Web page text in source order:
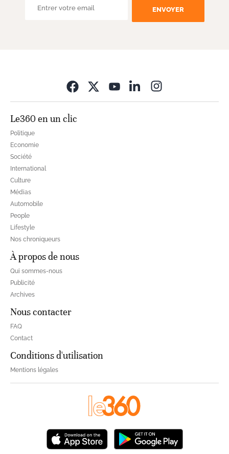
ENVOYER
Le360 en un clic
Politique
Economie
Société
International
Culture
Médias
Automobile
People
Lifestyle
Nos chroniqueurs
À propos de nous
Qui sommes-nous
Publicité
Archives
Nous contacter
FAQ
Contact
Conditions d'utilisation
Mentions légales